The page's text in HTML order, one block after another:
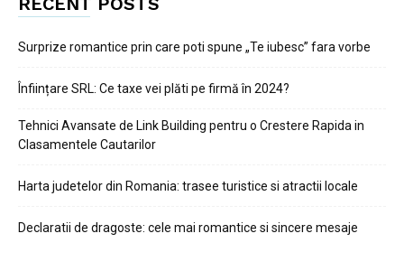
Surprize romantice prin care poti spune „Te iubesc” fara vorbe
Înființare SRL: Ce taxe vei plăti pe firmă în 2024?
Tehnici Avansate de Link Building pentru o Crestere Rapida in
Clasamentele Cautarilor
Harta judetelor din Romania: trasee turistice si atractii locale
Declaratii de dragoste: cele mai romantice si sincere mesaje